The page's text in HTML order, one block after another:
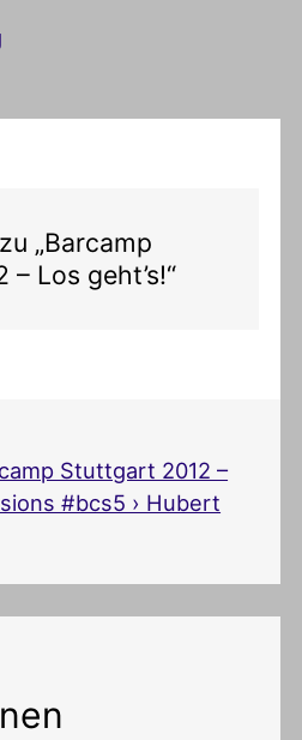
„Barcamp
Los geht’s!“
Stuttgart 2012 –
#bcs5 › Hubert